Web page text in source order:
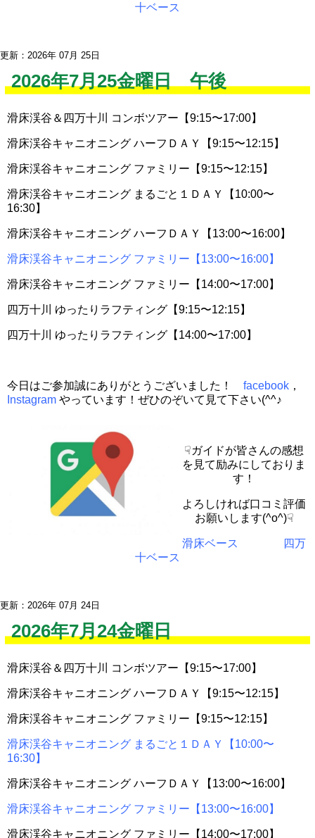
十ベース
更新：2026年 07月 25日
2026年7月25金曜日 午後
滑床渓谷＆四万十川 コンボツアー【9:15〜17:00】
滑床渓谷キャニオニング ハーフＤＡＹ【9:15〜12:15】
滑床渓谷キャニオニング ファミリー【9:15〜12:15】
滑床渓谷キャニオニング まるごと１ＤＡＹ【10:00〜
16:30】
滑床渓谷キャニオニング ハーフＤＡＹ【13:00〜16:00】
滑床渓谷キャニオニング ファミリー【13:00〜16:00】
滑床渓谷キャニオニング ファミリー【14:00〜17:00】
四万十川 ゆったりラフティング【9:15〜12:15】
四万十川 ゆったりラフティング【14:00〜17:00】
今日はご参加誠にありがとうございました！ facebook ，
Instagram やっています！ぜひのぞいて見て下さい(^^♪
☟ガイドが皆さんの感想
を見て励みにしておりま
す！
よろしければ口コミ評価
お願いします(^o^)☟
滑床ベース
四万
十ベース
更新：2026年 07月 24日
2026年7月24金曜日
滑床渓谷＆四万十川 コンボツアー【9:15〜17:00】
滑床渓谷キャニオニング ハーフＤＡＹ【9:15〜12:15】
滑床渓谷キャニオニング ファミリー【9:15〜12:15】
滑床渓谷キャニオニング まるごと１ＤＡＹ【10:00〜
16:30】
滑床渓谷キャニオニング ハーフＤＡＹ【13:00〜16:00】
滑床渓谷キャニオニング ファミリー【13:00〜16:00】
滑床渓谷キャニオニング ファミリー【14:00〜17:00】